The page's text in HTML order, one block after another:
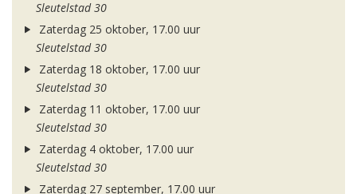
Sleutelstad 30
Zaterdag 25 oktober, 17.00 uur
Sleutelstad 30
Zaterdag 18 oktober, 17.00 uur
Sleutelstad 30
Zaterdag 11 oktober, 17.00 uur
Sleutelstad 30
Zaterdag 4 oktober, 17.00 uur
Sleutelstad 30
Zaterdag 27 september, 17.00 uur